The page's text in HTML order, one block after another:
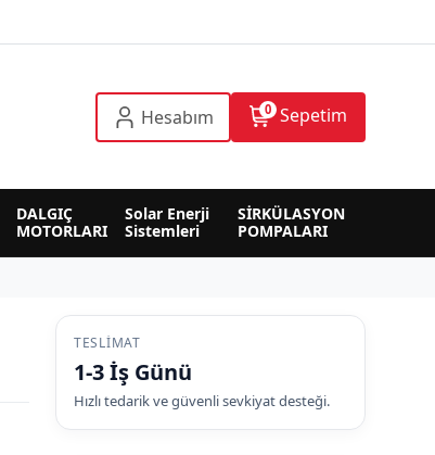
Hesabım 0 Sepetim
DALGIÇ
MOTORLARI
Solar Enerji
Sistemleri
SİRKÜLASYON
POMPALARI
TESLIMAT
1-3 İş Günü
Hızlı tedarik ve güvenli sevkiyat desteği.